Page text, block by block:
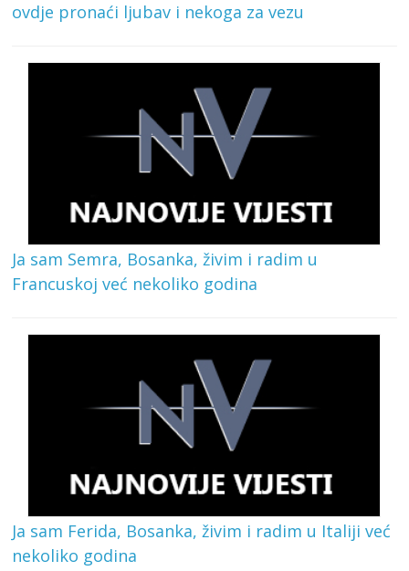
ovdje pronaći ljubav i nekoga za vezu
Ja sam Semra, Bosanka, živim i radim u
Francuskoj već nekoliko godina
Ja sam Ferida, Bosanka, živim i radim u Italiji već
nekoliko godina